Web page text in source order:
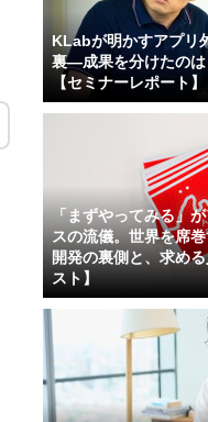
KLabが明かすアプリ
裏―成果を分けたのは
【セミナーレポート】
「まずやってみる」
スの流儀。世界を席
開発の裏側と、求め
スト】